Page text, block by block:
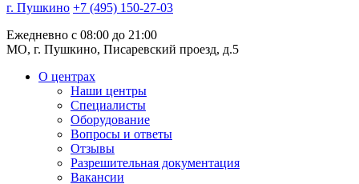
г. Пушкино +7 (495) 150-27-03
Ежедневно с 08:00 до 21:00
МО, г. Пушкино, Писаревский проезд, д.5
О центрах
Наши центры
Специалисты
Оборудование
Вопросы и ответы
Отзывы
Разрешительная документация
Вакансии